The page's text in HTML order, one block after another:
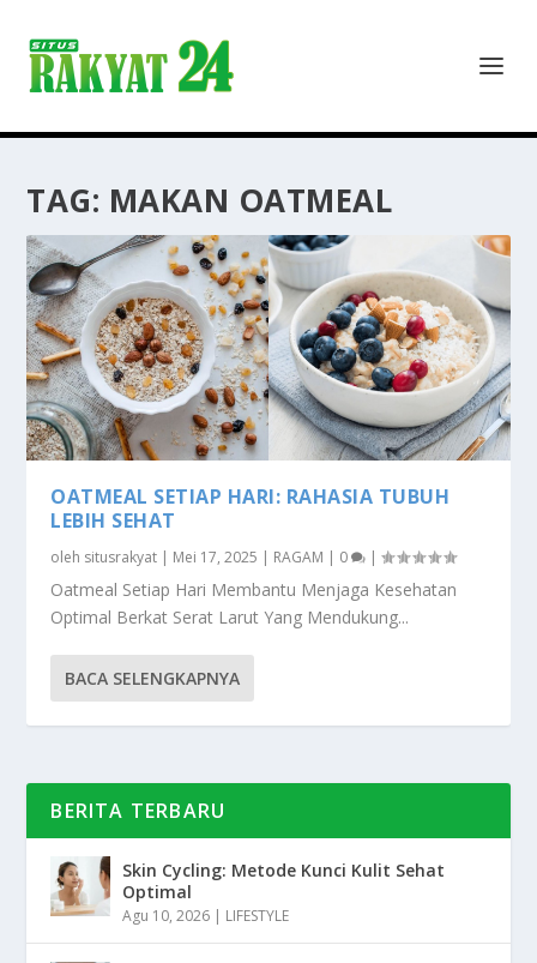
TAG: MAKAN OATMEAL
OATMEAL SETIAP HARI: RAHASIA TUBUH
LEBIH SEHAT
oleh situsrakyat | Mei 17, 2025 | RAGAM | 0 |
Oatmeal Setiap Hari Membantu Menjaga Kesehatan
Optimal Berkat Serat Larut Yang Mendukung...
BACA SELENGKAPNYA
BERITA TERBARU
Skin Cycling: Metode Kunci Kulit Sehat
Optimal
Agu 10, 2026 | LIFESTYLE